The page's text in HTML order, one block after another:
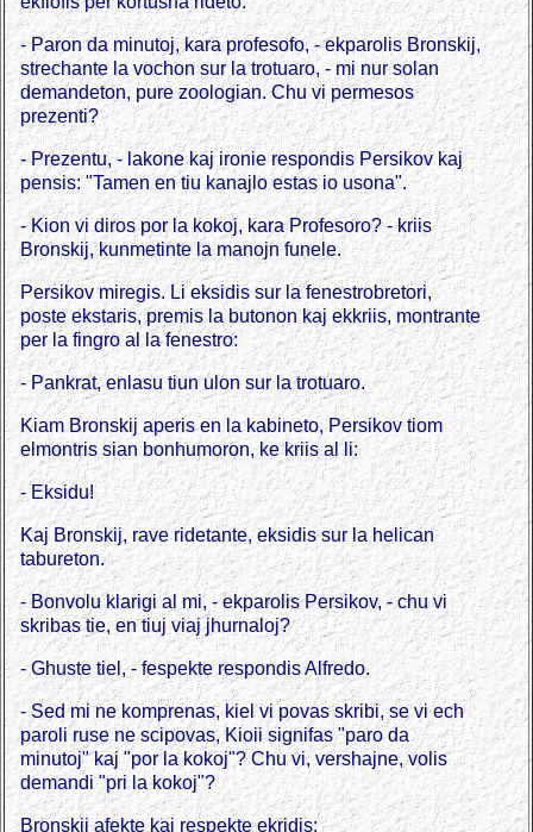
- Paron da minutoj, kara profesofo, - ekparolis Bronskij,
strechante la vochon sur la trotuaro, - mi nur solan
demandeton, pure zoologian. Chu vi permesos
prezenti?
- Prezentu, - lakone kaj ironie respondis Persikov kaj
pensis: "Tamen en tiu kanajlo estas io usona".
- Kion vi diros por la kokoj, kara Profesoro? - kriis
Bronskij, kunmetinte la manojn funele.
Persikov miregis. Li eksidis sur la fenestrobretori,
poste ekstaris, premis la butonon kaj ekkriis, montrante
per la fingro al la fenestro:
- Pankrat, enlasu tiun ulon sur la trotuaro.
Kiam Bronskij aperis en la kabineto, Persikov tiom
elmontris sian bonhumoron, ke kriis al li:
- Eksidu!
Kaj Bronskij, rave ridetante, eksidis sur la helican
tabureton.
- Bonvolu klarigi al mi, - ekparolis Persikov, - chu vi
skribas tie, en tiuj viaj jhurnaloj?
- Ghuste tiel, - fespekte respondis Alfredo.
- Sed mi ne komprenas, kiel vi povas skribi, se vi ech
paroli ruse ne scipovas, Kioii signifas "paro da
minutoj" kaj "por la kokoj"? Chu vi, vershajne, volis
demandi "pri la kokoj"?
Bronskij afekte kaj respekte ekridis: